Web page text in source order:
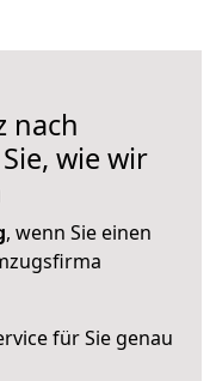
nach
wie wir
, wenn Sie einen
für Sie genau